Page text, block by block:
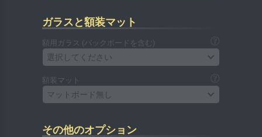
ガラスと額装マット
額用ガラス (バックボードを含む)
選択してください
額装マット
マットボード無し
その他のオプション